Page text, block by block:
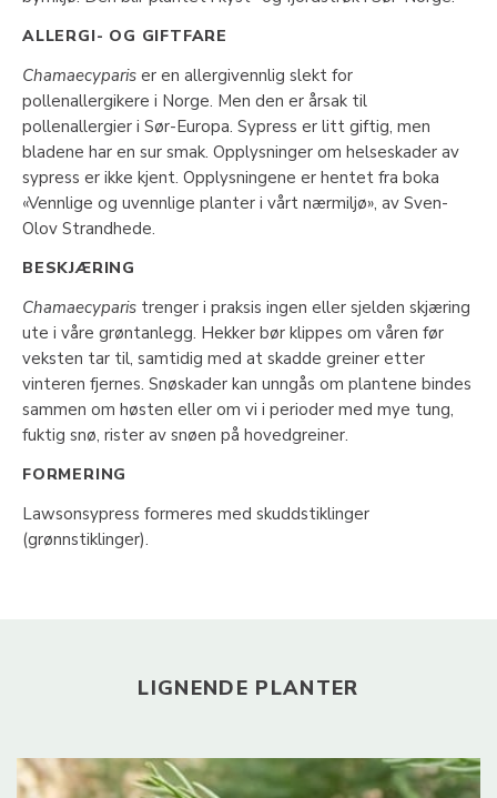
ALLERGI- OG GIFTFARE
Chamaecyparis er en allergivennlig slekt for
pollenallergikere i Norge. Men den er årsak til
pollenallergier i Sør-Europa. Sypress er litt giftig, men
bladene har en sur smak. Opplysninger om helseskader av
sypress er ikke kjent. Opplysningene er hentet fra boka
«Vennlige og uvennlige planter i vårt nærmiljø», av Sven-
Olov Strandhede.
BESKJÆRING
Chamaecyparis trenger i praksis ingen eller sjelden skjæring
ute i våre grøntanlegg. Hekker bør klippes om våren før
veksten tar til, samtidig med at skadde greiner etter
vinteren fjernes. Snøskader kan unngås om plantene bindes
sammen om høsten eller om vi i perioder med mye tung,
fuktig snø, rister av snøen på hovedgreiner.
FORMERING
Lawsonsypress formeres med skuddstiklinger
(grønnstiklinger).
LIGNENDE PLANTER